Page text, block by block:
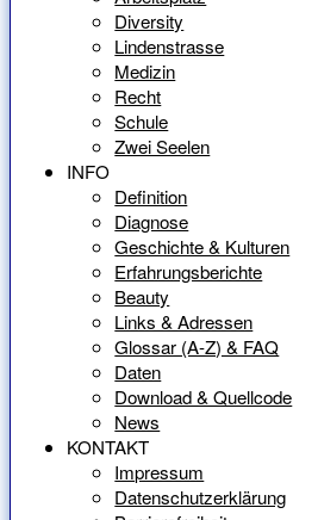
Diversity
Lindenstrasse
Medizin
Recht
Schule
Zwei Seelen
INFO
Definition
Diagnose
Geschichte & Kulturen
Erfahrungsberichte
Beauty
Links & Adressen
Glossar (A-Z) & FAQ
Daten
Download & Quellcode
News
KONTAKT
Impressum
Datenschutzerklärung